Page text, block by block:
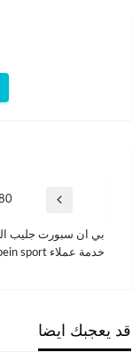
المقالات
المقالة
المقالة
خدمة عملاء bein sport الكويت
قد يعجبك ايضا